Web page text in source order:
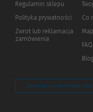
Regulamin sklepu
Polityka prywatności (Nowe
(Link
innej
Zwrot lub reklamacja
zamówienia
Co
FAQ
Zarządzaj preferencjami